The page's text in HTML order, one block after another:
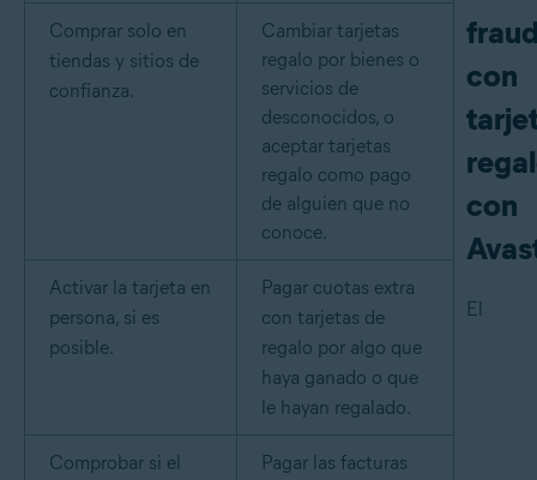
Comprar solo en
tiendas y sitios de
confianza.
Cambiar tarjetas
regalo por bienes o
servicios de
desconocidos, o
aceptar tarjetas
regalo como pago
de alguien que no
conoce.
Activar la tarjeta en
persona, si es
posible.
Pagar cuotas extra
con tarjetas de
regalo por algo que
haya ganado o que
le hayan regalado.
Comprobar si el
Pagar las facturas
con
con
El